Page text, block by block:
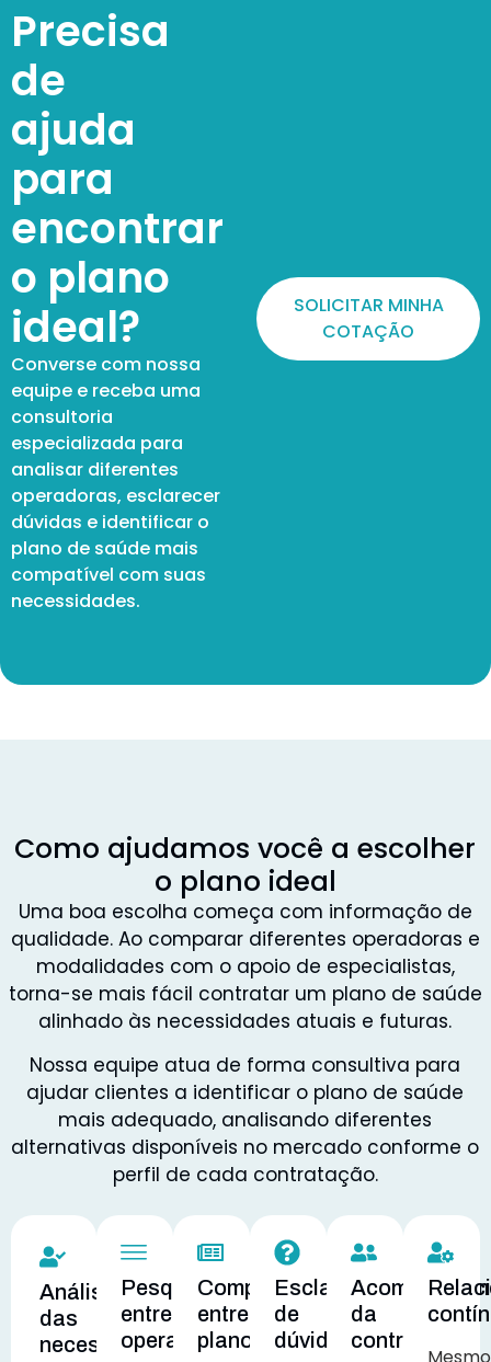
Precisa
de
ajuda
para
encontrar
o plano
ideal?
Converse com nossa
equipe e receba uma
consultoria
especializada para
analisar diferentes
operadoras, esclarecer
dúvidas e identificar o
plano de saúde mais
compatível com suas
necessidades.
SOLICITAR MINHA
COTAÇÃO
Como ajudamos você a escolher
o plano ideal
Uma boa escolha começa com informação de
qualidade. Ao comparar diferentes operadoras e
modalidades com o apoio de especialistas,
torna-se mais fácil contratar um plano de saúde
alinhado às necessidades atuais e futuras.
Nossa equipe atua de forma consultiva para
ajudar clientes a identificar o plano de saúde
mais adequado, analisando diferentes
alternativas disponíveis no mercado conforme o
perfil de cada contratação.
Análise
das
necessidades
Pesquisa
entre
operadoras
Comparação
entre
planos
Esclarecimento
de
dúvidas
da
contratação